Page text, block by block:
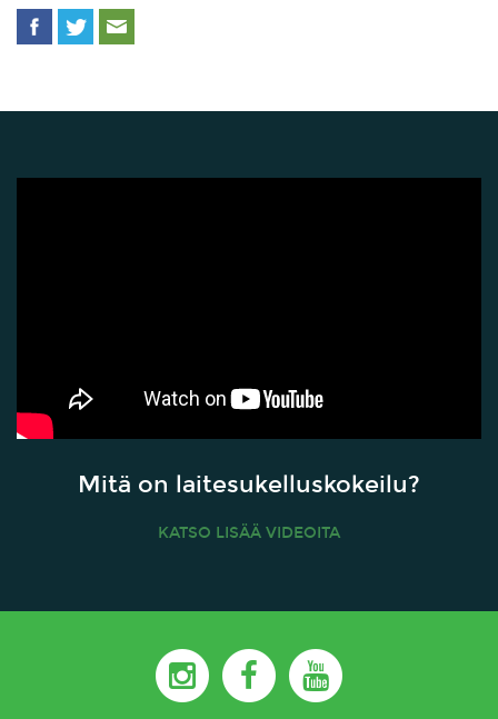
Mitä on laitesukelluskokeilu?
KATSO LISÄÄ VIDEOITA